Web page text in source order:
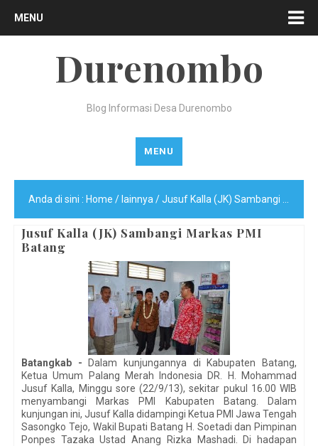
MENU
Durenombo
Blog Informasi Desa Durenombo
MENU
Anda di sini : Home / lainnya /Jusuf Kalla (JK) Sambangi Markas PMI Batang
Jusuf Kalla (JK) Sambangi Markas PMI
Batang
Batangkab - Dalam kunjungannya di Kabupaten Batang,
Ketua Umum Palang Merah Indonesia DR. H. Mohammad
Jusuf Kalla, Minggu sore (22/9/13), sekitar pukul 16.00 WIB
menyambangi Markas PMI Kabupaten Batang. Dalam
kunjungan ini, Jusuf Kalla didampingi Ketua PMI Jawa Tengah
Sasongko Tejo, Wakil Bupati Batang H. Soetadi dan Pimpinan
Ponpes Tazaka Ustad Anang Rizka Mashadi. Di hadapan